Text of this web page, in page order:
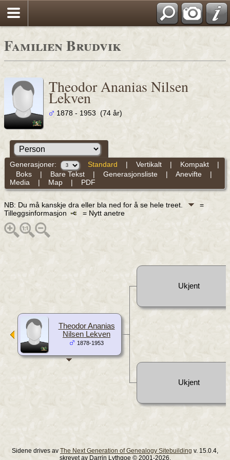
Familien Brudvik
Theodor Ananias Nilsen
Lekven
1878 - 1953 (74 år)
Generasjoner: Standard | Vertikalt| Kompakt|
Boks| Bare Tekst| Generasjonsliste| Anevifte|
Media | Map| PDF
NB: Du må kanskje dra eller bla ned for å se hele treet.
=
Tilleggsinformasjon
= Nytt anetre
Theodor Ananias
Nilsen Lekven
1878-1953
Ukjent
Ukjent
Sidene drives av The Next Generation of Genealogy Sitebuilding v. 15.0.4,
skrevet av Darrin Lythgoe © 2001-2026.